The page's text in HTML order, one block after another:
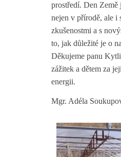
prostředí. Den Země
nejen v přírodě, ale i
zkušenostmi a s
to, jak důležité je o
Děkujeme panu
zážitek a dětem za
energii.
Mgr. Adéla